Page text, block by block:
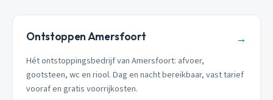
Ontstoppen Amersfoort →
Hét ontstoppingsbedrijf van Amersfoort: afvoer,
gootsteen, wc en riool. Dag en nacht bereikbaar, vast tarief
vooraf en gratis voorrijkosten.